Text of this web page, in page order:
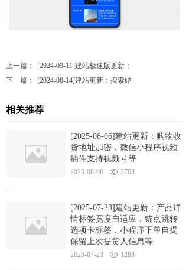
上一篇：
[2024-09-11]建站极速版更新：
下一篇：
[2024-08-14]建站更新：搜索结
相关推荐
[2025-08-06]建站更新：购物收
货地址加密，微信小程序视频
插件支持视频号等
2025-08-06 2763
[2025-07-23]建站更新：产品详
情标签宽度自适应，锚点跳转
选项卡标签，小程序下单自提
保留上次提货人信息等
2025-07-23 1283